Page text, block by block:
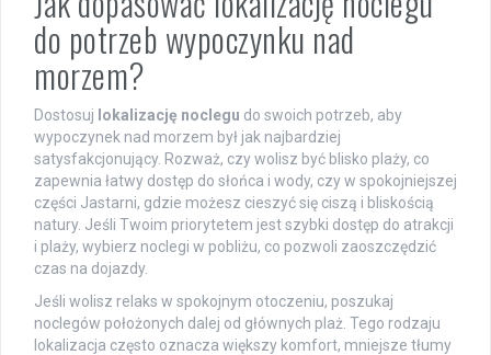
do potrzeb wypoczynku nad
morzem?
Dostosuj lokalizację noclegu do swoich potrzeb, aby
wypoczynek nad morzem był jak najbardziej
satysfakcjonujący. Rozważ, czy wolisz być blisko plaży, co
zapewnia łatwy dostęp do słońca i wody, czy w spokojniejszej
części Jastarni, gdzie możesz cieszyć się ciszą i bliskością
natury. Jeśli Twoim priorytetem jest szybki dostęp do atrakcji
i plaży, wybierz noclegi w pobliżu, co pozwoli zaoszczędzić
czas na dojazdy.
Jeśli wolisz relaks w spokojnym otoczeniu, poszukaj
noclegów położonych dalej od głównych plaż. Tego rodzaju
lokalizacja często oznacza większy komfort, mniejsze tłumy